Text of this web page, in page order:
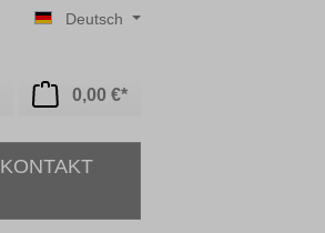
Deutsch
0,00 €*Warenkorb enthält 0
KONTAKT